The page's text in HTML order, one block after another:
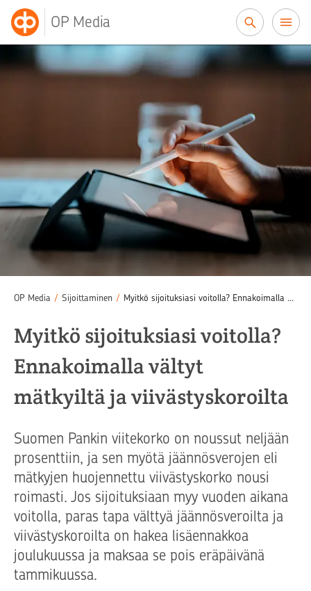
OP Media
OP Media / Sijoittaminen / Myitkö sijoituksiasi voitolla? Ennakoimalla vältyt mätkyiltä ja viivästyskoroilta
Myitkö sijoituksiasi voitolla?
Ennakoimalla vältyt
mätkyiltä ja viivästyskoroilta
Suomen Pankin viitekorko on noussut neljään
prosenttiin, ja sen myötä jäännösverojen eli
mätkyjen huojennettu viivästyskorko nousi
roimasti. Jos sijoituksiaan myy vuoden aikana
voitolla, paras tapa välttyä jäännösveroilta ja
viivästyskoroilta on hakea lisäennakkoa
joulukuussa ja maksaa se pois eräpäivänä
tammikuussa.